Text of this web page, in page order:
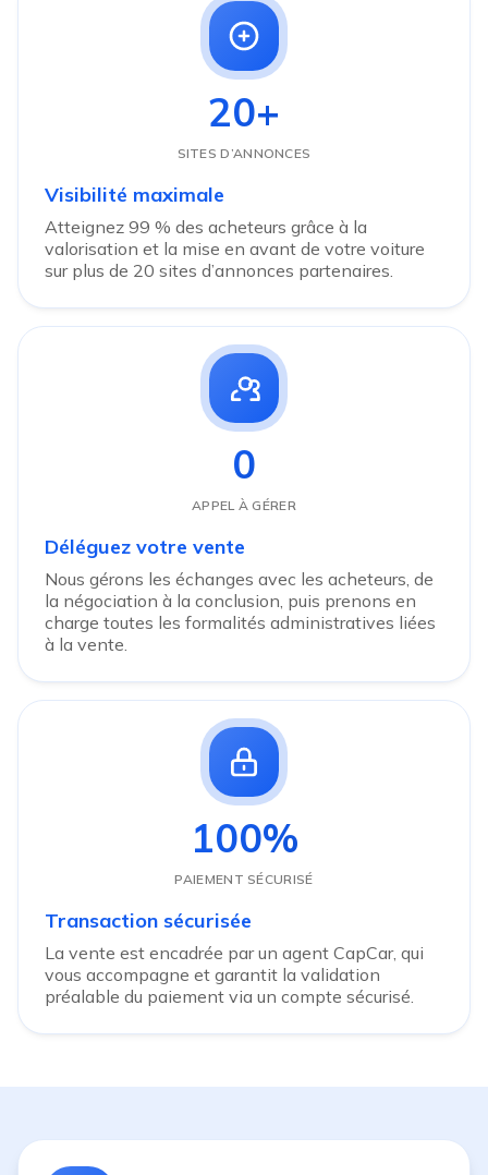
20+
SITES D’ANNONCES
Visibilité maximale
Atteignez 99 % des acheteurs grâce à la
valorisation et la mise en avant de votre voiture
sur plus de 20 sites d’annonces partenaires.
0
APPEL À GÉRER
Déléguez votre vente
Nous gérons les échanges avec les acheteurs, de
la négociation à la conclusion, puis prenons en
charge toutes les formalités administratives liées
à la vente.
100%
PAIEMENT SÉCURISÉ
Transaction sécurisée
La vente est encadrée par un agent CapCar, qui
vous accompagne et garantit la validation
préalable du paiement via un compte sécurisé.